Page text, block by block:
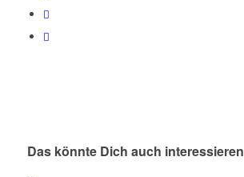
Das könnte Dich auch interessieren